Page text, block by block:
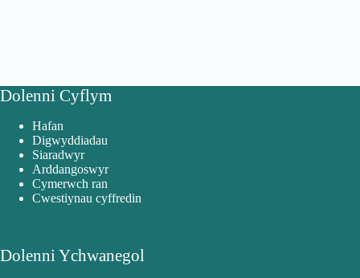
Dolenni Cyflym
Hafan
Digwyddiadau
Siaradwyr
Arddangoswyr
Cymerwch ran
Cwestiynau cyffredin
Dolenni Ychwanegol